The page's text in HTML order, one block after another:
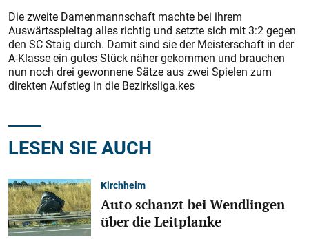
Die zweite Damenmannschaft machte bei ihrem
Auswärtsspieltag alles richtig und setzte sich mit 3:2 gegen
den SC Staig durch. Damit sind sie der Meisterschaft in der
A-Klasse ein gutes Stück näher gekommen und brauchen
nun noch drei gewonnene Sätze aus zwei Spielen zum
direkten Aufstieg in die Bezirksliga.kes
LESEN SIE AUCH
Kirchheim
Auto schanzt bei Wendlingen
über die Leitplanke